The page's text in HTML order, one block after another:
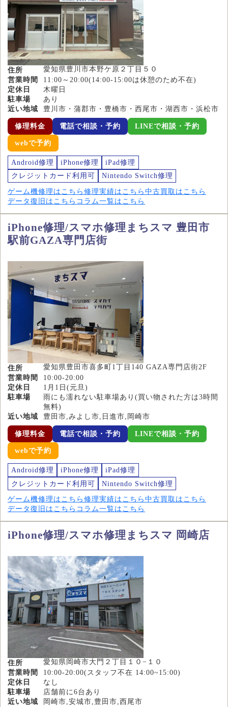
住所
愛知県豊川市本野ケ原２丁目５０
営業時間
11:00～20:00(14:00-15:00は休憩のため不在)
定休日
木曜日
駐車場
あり
近い地域
豊川市・蒲郡市・豊橋市・西尾市・湖西市・浜松市
修理料金 電話で相談・予約 LINEで相談・予約
webで予約
Android修理 iPhone修理
iPad修理
クレジットカード利用可
Nintendo Switch修理
ゲーム機修理はこちら 修理実績はこちら 中古買取はこちら
データ復旧はこちら コラム一覧はこちら
iPhone修理/スマホ修理まちスマ 豊田市
駅前GAZA専門店街
住所
愛知県豊田市喜多町1丁目140 GAZA専門店街2F
営業時間
10:00-20:00
定休日
1月1日(元旦)
駐車場
雨にも濡れない駐車場あり(買い物された方は3時間
無料)
近い地域
豊田市,みよし市,日進市,岡崎市
修理料金 電話で相談・予約 LINEで相談・予約
webで予約
Android修理 iPhone修理
iPad修理
クレジットカード利用可
Nintendo Switch修理
ゲーム機修理はこちら 修理実績はこちら 中古買取はこちら
データ復旧はこちら コラム一覧はこちら
iPhone修理/スマホ修理まちスマ 岡崎店
住所
愛知県岡崎市大門２丁目１０−１０
営業時間
10:00-20:00(スタッフ不在 14:00~15:00)
定休日
なし
駐車場
店舗前に6台あり
近い地域
岡崎市,安城市,豊田市,西尾市